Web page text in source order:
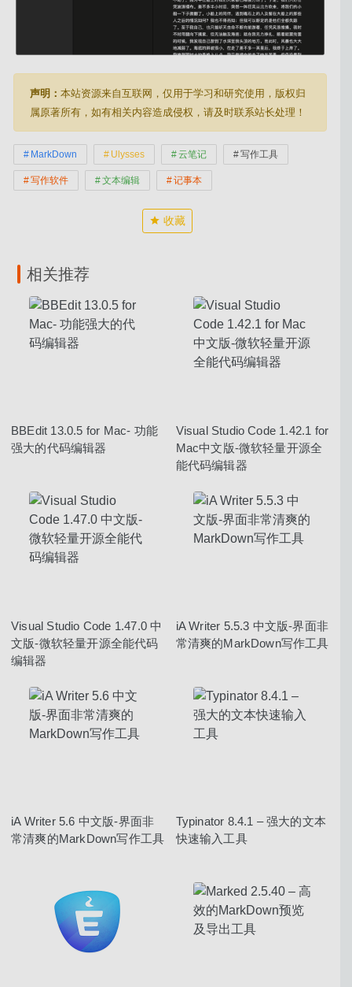
声明： 本站资源来自互联网，仅用于学习和研究使用，版权归
属原著所有，如有相关内容造成侵权，请及时联系站长处理！
MarkDown Ulysses 云笔记 写作工具
写作软件 文本编辑 记事本
收藏
相关推荐
BBEdit 13.0.5 for Mac- 功能
强大的代码编辑器
Visual Studio Code 1.42.1 for
Mac中文版-微软轻量开源全
能代码编辑器
Visual Studio Code 1.47.0 中
文版-微软轻量开源全能代码
编辑器
iA Writer 5.5.3 中文版-界面非
常清爽的MarkDown写作工具
iA Writer 5.6 中文版-界面非
常清爽的MarkDown写作工具
Typinator 8.4.1 – 强大的文本
快速输入工具